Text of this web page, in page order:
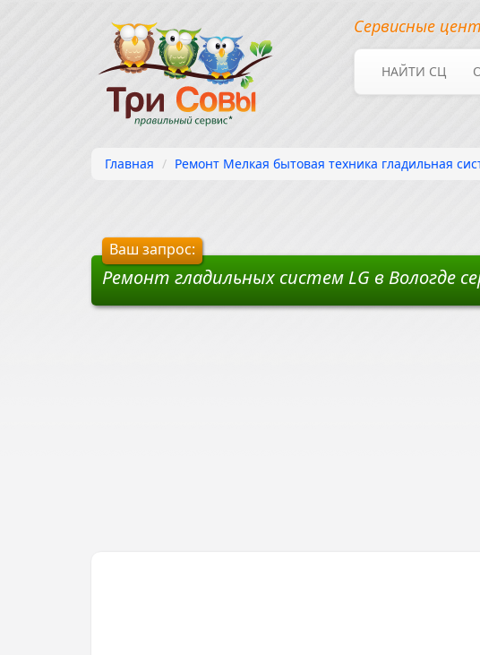
Сервисные
НАЙТИ СЦ
Главная Ремонт Мелкая бытовая техника гладильная
Ваш запрос:
Ремонт гладильных систем LG в Вологде